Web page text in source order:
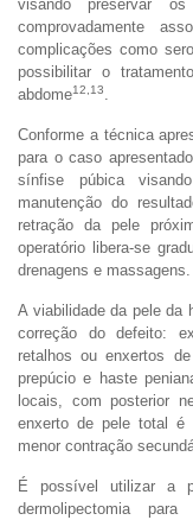
visando preservar
comprovadamente
complicações como
possibilitar o
abdome12,13
Conforme a técnica
para o caso
sínfise púbica
manutenção do
retração da pele
operatório libera-se
drenagens e massagens.
A viabilidade da pele da
correção do defeito:
retalhos ou enxertos
prepúcio e haste
locais, com posterior
enxerto de pele total é
menor contração
É possível utilizar a
dermolipectomia